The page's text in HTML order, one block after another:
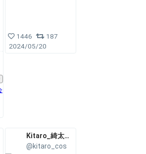
1446
187
2024/05/20
Kitaro_綺太郎✨💞
@kitaro_cos